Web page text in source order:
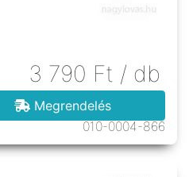
3 790 Ft / db
Megrendelés
010-0004-866